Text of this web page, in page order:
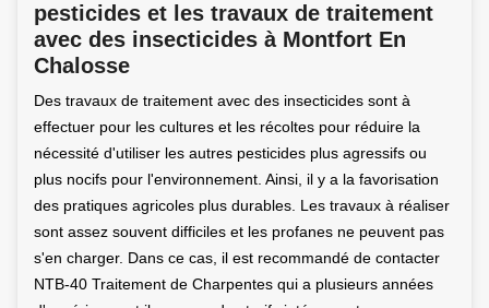
pesticides et les travaux de traitement
avec des insecticides à Montfort En
Chalosse
Des travaux de traitement avec des insecticides sont à
effectuer pour les cultures et les récoltes pour réduire la
nécessité d'utiliser les autres pesticides plus agressifs ou
plus nocifs pour l'environnement. Ainsi, il y a la favorisation
des pratiques agricoles plus durables. Les travaux à réaliser
sont assez souvent difficiles et les profanes ne peuvent pas
s'en charger. Dans ce cas, il est recommandé de contacter
NTB-40 Traitement de Charpentes qui a plusieurs années